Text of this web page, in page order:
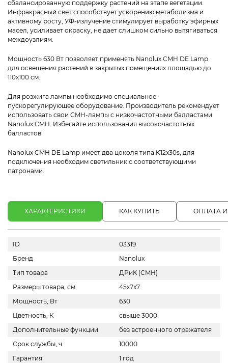
сбалансированную поддержку растений на этапе вегетации.
Инфракрасный свет способствует ускорению метаболизма и
активному росту, УФ-излучение стимулирует выработку эфирных
масел, усиливает окраску, не дает слишком сильно вытягиваться
междоузлиям.
Мощность 630 Вт позволяет применять Nanolux CMH DE Lamp
для освещения растений в закрытых помещениях площадью до
110х100 см.
Для розжига лампы необходимо специальное
пускорегулирующее оборудование. Производитель рекомендует
использовать свои CMH-лампы с низкочастотными балластами
Nanolux CMH. Избегайте использования высокочастотных
балластов!
Nanolux CMH DE Lamp имеет два цоколя типа K12x30s, для
подключения необходим светильник с соответствующими
патронами.
ХАРАКТЕРИСТИКИ КАК КУПИТЬ ОПЛАТА
ID
03319
Бренд
Nanolux
Тип товара
ДРиК (СMH)
Размеры товара, см
45х7х7
Мощность, Вт
630
Цветность, К
свыше 3000
Дополнительные функции
без встроенного отражателя
Срок службы, ч
10000
Гарантия
1 год